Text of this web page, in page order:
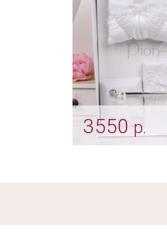
3550р.